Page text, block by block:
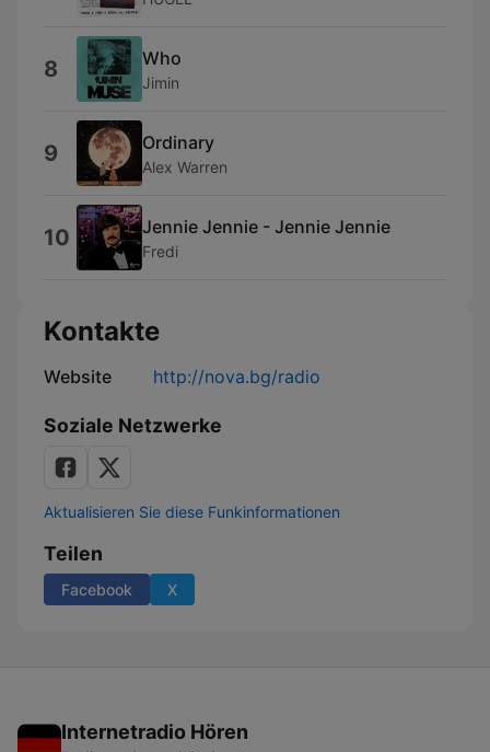
8 Who
Jimin
9 Ordinary
Alex Warren
10 Jennie Jennie - Jennie Jennie
Fredi
Kontakte
Website http://nova.bg/radio
Soziale Netzwerke
Aktualisieren Sie diese Funkinformationen
Teilen
Facebook X
Internetradio Hören